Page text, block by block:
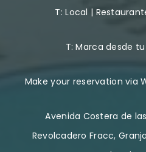
T:Local |
T:Marca desde
Make your reservation via
Avenida Costera de
Revolcadero Fracc,